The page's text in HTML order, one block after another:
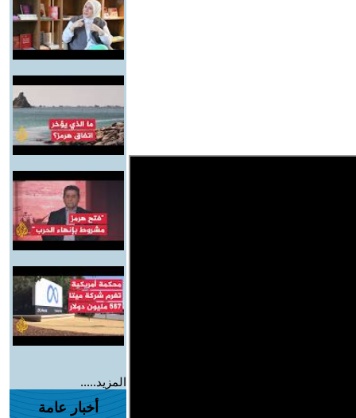
المزيد.....
أخبار عامة